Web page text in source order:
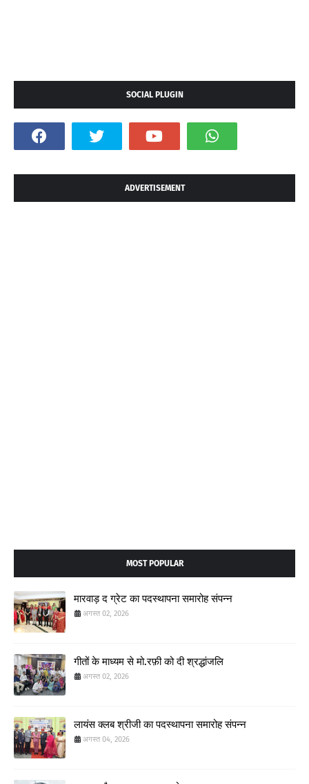
SOCIAL PLUGIN
ADVERTISEMENT
MOST POPULAR
मारवाड़ द ग्रेट का पदस्थापना समारोह संपन्न
अगस्त 02, 2026
गीतों के माध्यम से मो.रफ़ी को दी श्रद्धांजलि
अगस्त 02, 2026
लायंस क्लब श्रीजी का पदस्थापना समारोह संपन्न
अगस्त 04, 2026